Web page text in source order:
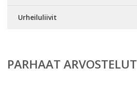
Urheiluliivit
PARHAAT ARVOSTELUT